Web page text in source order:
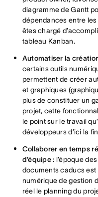
diagramme de Gantt
dépendances entre
êtes chargé
tableau Kanban.
Automatiser la
certains outils
permettent de créer
et graphiques (
plus de constituer un
projet, cette
le point sur le travail
développeurs d’ici la
Collaborer en temps
d’équipe : l’époque
documents caducs est
numérique de gestion
réel le planning du